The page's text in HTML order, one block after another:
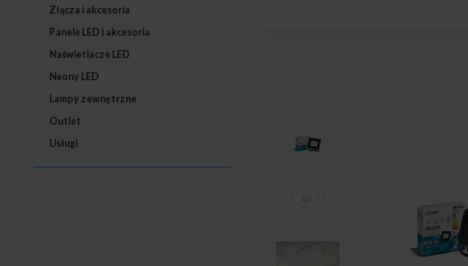
Złącza i akcesoria
Panele LED i akcesoria
Naświetlacze LED
Neony LED
Lampy zewnętrzne
Outlet
Usługi